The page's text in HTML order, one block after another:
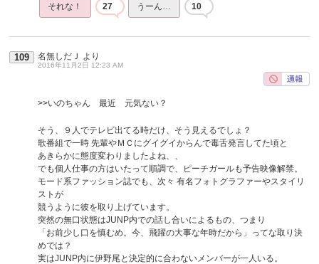
それな！ 27 うーん… 10
109 名無しだＪ より
2016年11月2日 12:23 AM
>>いのちゃん 最近 元気ない？
そう、９人でテレビ出てる時だけ、そう見えるでしょ？
歌番組で一時 先輩やＭＣにグイグイからんで毒舌発言してた頃と
あきらかに態度変わりましたよね、、
でも個人仕事の方はいたって順調で、ピーチガールも予告映像解禁。
モード系ファッション誌でも、次々 有名フォトグラファーやスタイリ
ストが
競うように彼を取り上げています。
突然の無口状態はJUNP内での話し合いによるもの、つまり
「お前少し口を慎むめ。今、飛躍の大事な年時だから」ってな取り決
めでは？
実はJUNP内に伊野尾と決定的に合わないメンバーが一人いる。